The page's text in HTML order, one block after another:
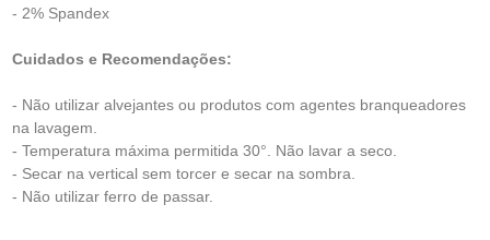
- 2% Spandex
Cuidados e Recomendações:
- Não utilizar alvejantes ou produtos com agentes branqueadores
na lavagem.
- Temperatura máxima permitida 30°. Não lavar a seco.
- Secar na vertical sem torcer e secar na sombra.
- Não utilizar ferro de passar.